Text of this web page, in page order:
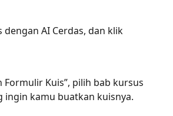
dengan AI Cerdas, dan klik
Formulir Kuis”, pilih bab kursus
ingin kamu buatkan kuisnya.